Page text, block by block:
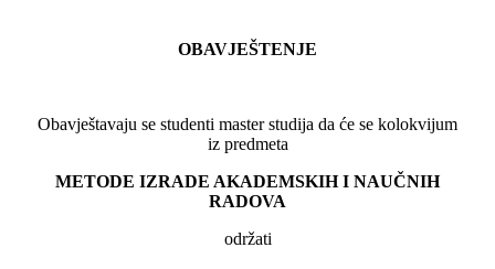
OBAVJEŠTENJE
Obavještavaju se studenti master studija da će se kolokvijum
iz predmeta
METODE IZRADE AKADEMSKIH I NAUČNIH
RADOVA
održati